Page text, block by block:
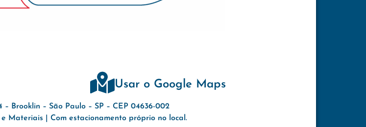
Usar o Google Maps
– Brooklin – São Paulo – SP – CEP 04636-002
e Materiais | Com estacionamento próprio no local.